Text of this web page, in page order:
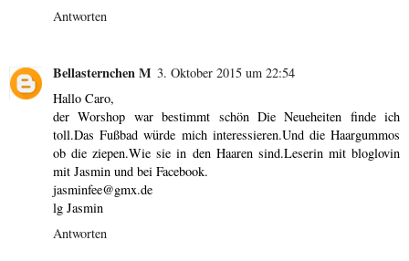
Antworten
Bellasternchen M 3. Oktober 2015 um 22:54
Hallo Caro,
der Worshop war bestimmt schön Die Neueheiten finde ich
toll.Das Fußbad würde mich interessieren.Und die Haargummos
ob die ziepen.Wie sie in den Haaren sind.Leserin mit bloglovin
mit Jasmin und bei Facebook.
jasminfee@gmx.de
lg Jasmin
Antworten